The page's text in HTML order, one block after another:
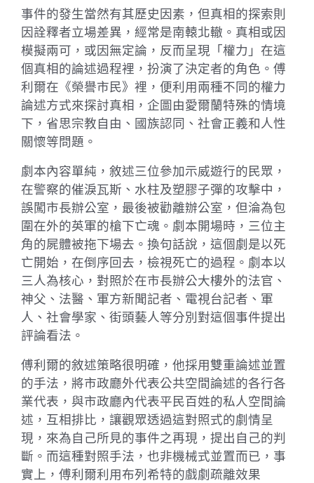
事件的發生當然有其歷史因素，但真相的探索則
因詮釋者立場差異，經常是南轅北轍。真相或因
模擬兩可，或因無定論，反而呈現「權力」在這
個真相的論述過程裡，扮演了決定者的角色。傅
利爾在《榮譽市民》裡，便利用兩種不同的權力
論述方式來探討真相，企圖由愛爾蘭特殊的情境
下，省思宗教自由、國族認同、社會正義和人性
關懷等問題。
劇本內容單純，敘述三位參加示威遊行的民眾，
在警察的催淚瓦斯、水柱及塑膠子彈的攻擊中，
誤闖市長辦公室，最後被勸離辦公室，但淪為包
圍在外的英軍的槍下亡魂。劇本開場時，三位主
角的屍體被拖下場去。換句話說，這個劇是以死
亡開始，在倒序回去，檢視死亡的過程。劇本以
三人為核心，對照於在市長辦公大樓外的法官、
神父、法醫、軍方新聞記者、電視台記者、軍
人、社會學家、街頭藝人等分別對這個事件提出
評論看法。
傅利爾的敘述策略很明確，他採用雙重論述並置
的手法，將市政廳外代表公共空間論述的各行各
業代表，與市政廳內代表平民百姓的私人空間論
述，互相排比，讓觀眾透過這對照式的劇情呈
現，來為自己所見的事件之再現，提出自己的判
斷。而這種對照手法，也非機械式並置而已，事
實上，傅利爾利用布列希特的戲劇疏離效果